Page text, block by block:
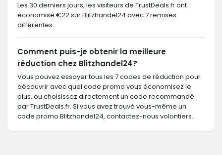
Les 30 derniers jours, les visiteurs de TrustDeals.fr ont
économisé €22 sur Blitzhandel24 avec 7 remises
différentes.
Comment puis-je obtenir la meilleure
réduction chez Blitzhandel24?
Vous pouvez essayer tous les 7 codes de réduction pour
découvrir avec quel code promo vous économisez le
plus, ou choisissez directement un code recommandé
par TrustDeals.fr. Si vous avez trouvé vous-même un
code promo Blitzhandel24, contactez-nous volontiers.